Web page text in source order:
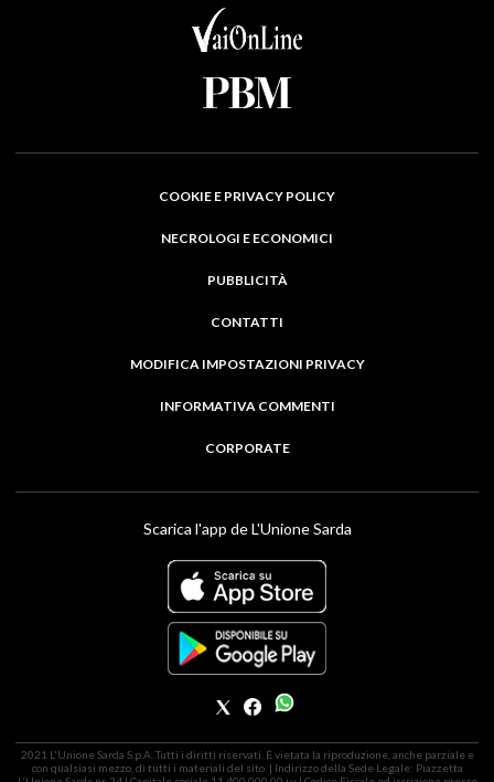
COOKIE E PRIVACY POLICY
NECROLOGI E ECONOMICI
PUBBLICITÀ
CONTATTI
MODIFICA IMPOSTAZIONI PRIVACY
INFORMATIVA COMMENTI
CORPORATE
Scarica l'app de L'Unione Sarda
2021 L'Unione Sarda S.p.A. Tutti i diritti riservati. É vietata la riproduzione, anche parziale e
con qualsiasi mezzo, di tutti i materiali del sito. | Indirizzo della Sede Legale: Piazzetta